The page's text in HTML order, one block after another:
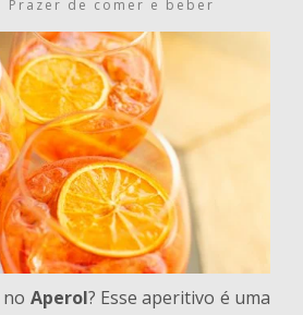
Prazer de comer e beber
Aperol? Esse aperitivo é uma